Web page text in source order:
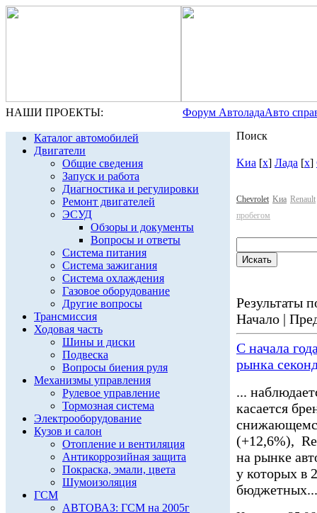
НАШИ ПРОЕКТЫ: Форум АвтоладаАвто
Каталог автомобилей
Двигатели
Общие сведения
Запуск и работа
Диагностика и регулировки
Ремонт двигателей
ЭСУД
Обзоры и документы
Вопросы и ответы
Система питания
Система зажигания
Система охлаждения
Газовое оборудование
Другие вопросы
Трансмиссия
Ходовая часть
Шины и диски
Подвеска
Вопросы биения руля
Механизмы управления
Рулевое управление
Тормозная система
Электрооборудование
Кузов и салон
Отопление и вентиляция
Антикоррозийная защита
Покраска, эмали, цвета
Шумоизоляция
ГСМ
АВТОВАЗ: ГСМ на 2005г
Поиск
Kиа [x] Лада [x]
Chevrolet Kиа Renault
пробегом
Результаты
Начало |
С начала
рынка
...
касается
(+12,6%),
на рынке
у которых в
бюджетных...